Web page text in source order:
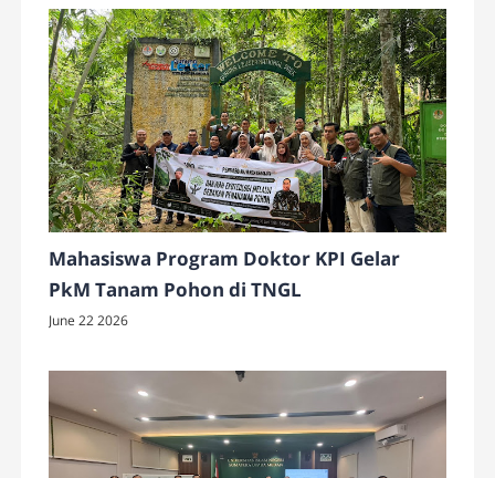
Mahasiswa Program Doktor KPI Gelar
PkM Tanam Pohon di TNGL
June 22 2026